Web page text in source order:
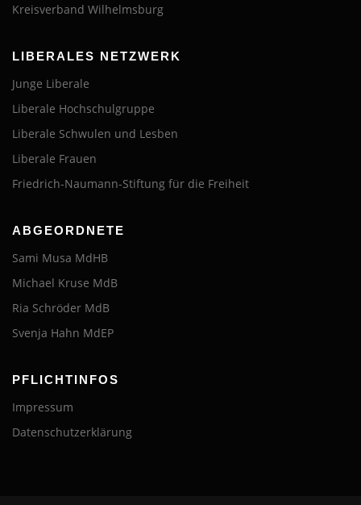
Kreisverband Wilhelmsburg
LIBERALES NETZWERK
Junge Liberale
Liberale Hochschulgruppe
Liberale Schwulen und Lesben
Liberale Frauen
Friedrich-Naumann-Stiftung für die Freiheit
ABGEORDNETE
Sami Musa MdHB
Michael Kruse MdB
Ria Schröder MdB
Svenja Hahn MdEP
PFLICHTINFOS
Impressum
Datenschutzerklärung